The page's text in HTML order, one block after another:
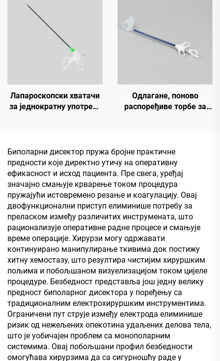
Лапароскопски хватачи
за једнократну употребу
Одлагане, поново
распоређиве торбе за
Биполарни дисектор пружа бројне практичне
предности које директно утичу на оперативну
ефикасност и исход пациента. Пре свега, уређај
значајно смањује крварење током процедура
пружајући истовремено резање и коагулацију. Овај
двофункционални приступ елиминише потребу за
преласком између различитих инструмената, што
рационализује оперативне радне процесе и смањује
време операције. Хирурзи могу одржавати
континуирано манипулирање ткивима док постижу
хитну хемостазу, што резултира чистијим хируршким
пољима и побољшаном визуелизацијом током цијеле
процедуре. Безбедност представља још једну велику
предност биполарног дисектора у поређењу са
традиционалним електрохируршким инструментима.
Ограничени пут струје између електрода елиминише
ризик од нежељених опекотина удаљених делова тела,
што је уобичајен проблем са монополарним
системима. Овај побољшани профил безбедности
омогућава хирурзима да са сигурношћу раде у